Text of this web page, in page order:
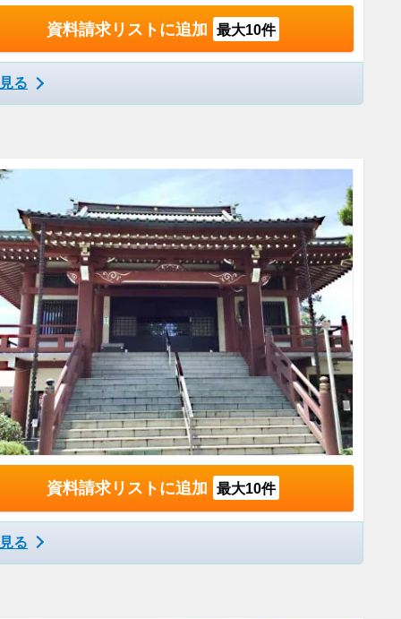
資料請求リストに追加 最大10件
る
資料請求リストに追加 最大10件
る